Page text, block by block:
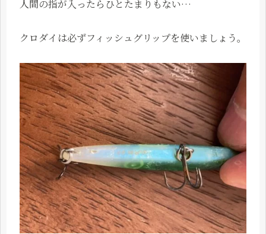
人間の指が入ったらひとたまりもない…
クロダイは必ずフィッシュグリップを使いましょう。